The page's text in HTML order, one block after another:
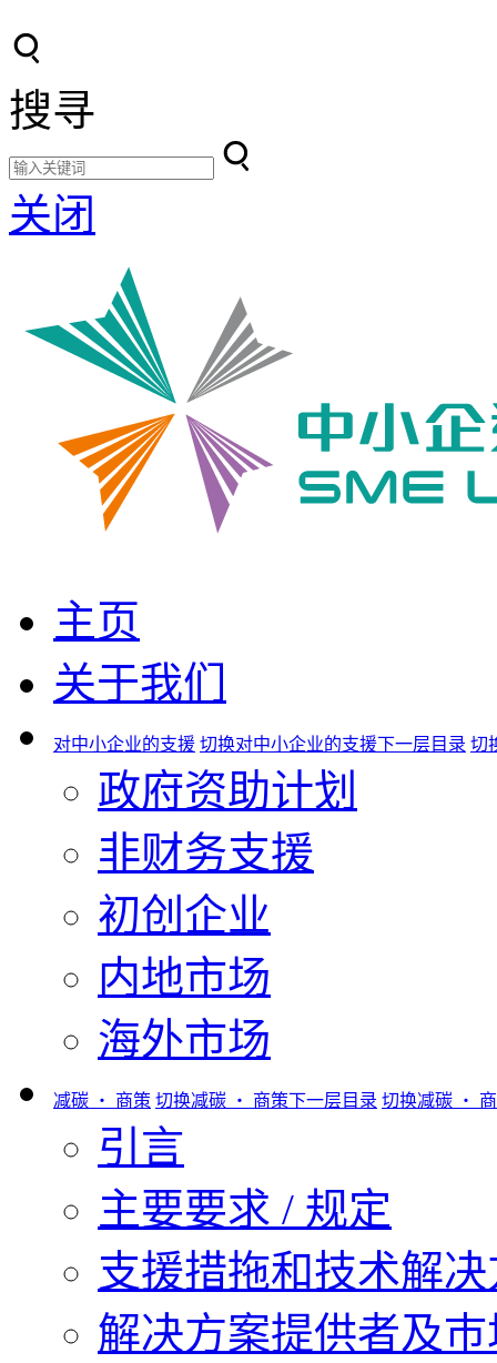
搜寻
关闭
主页
关于我们
对中小企业的支援 切换对中小企业的支援下一层目录 切
政府资助计划
非财务支援
初创企业
内地市场
海外市场
减碳 ‧ 商策 切换减碳 ‧ 商策下一层目录 切换减碳 ‧
引言
主要要求 / 规定
支援措拖和技术解
解决方案提供者及